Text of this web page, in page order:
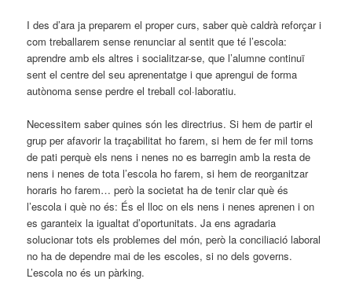
I des d’ara ja preparem el proper curs, saber què caldrà reforçar i
com treballarem sense renunciar al sentit que té l’escola:
aprendre amb els altres i socialitzar-se, que l’alumne continuï
sent el centre del seu aprenentatge i que aprengui de forma
autònoma sense perdre el treball col·laboratiu.
Necessitem saber quines són les directrius. Si hem de partir el
grup per afavorir la traçabilitat ho farem, si hem de fer mil torns
de pati perquè els nens i nenes no es barregin amb la resta de
nens i nenes de tota l’escola ho farem, si hem de reorganitzar
horaris ho farem… però la societat ha de tenir clar què és
l’escola i què no és: És el lloc on els nens i nenes aprenen i on
es garanteix la igualtat d’oportunitats. Ja ens agradaria
solucionar tots els problemes del món, però la conciliació laboral
no ha de dependre mai de les escoles, si no dels governs.
L’escola no és un pàrking.